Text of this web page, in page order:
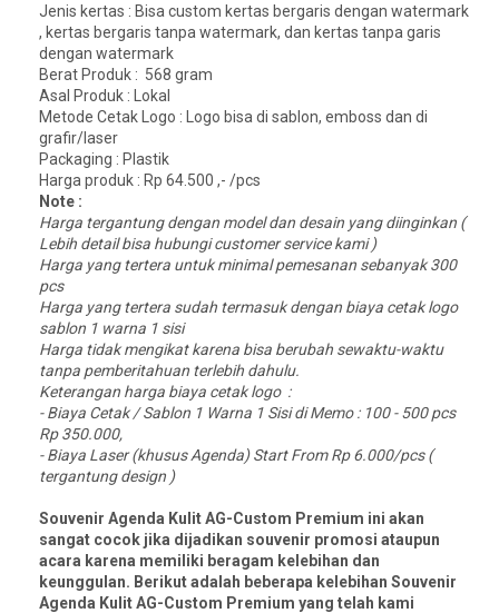
Jenis kertas : Bisa custom kertas bergaris dengan watermark
, kertas bergaris tanpa watermark, dan kertas tanpa garis
dengan watermark
Berat Produk : 568 gram
Asal Produk : Lokal
Metode Cetak Logo : Logo bisa di sablon, emboss dan di
grafir/laser
Packaging : Plastik
Harga produk : Rp 64.500 ,- /pcs
Note :
Harga tergantung dengan model dan desain yang diinginkan (
Lebih detail bisa hubungi customer service kami )
Harga yang tertera untuk minimal pemesanan sebanyak 300
pcs
Harga yang tertera sudah termasuk dengan biaya cetak logo
sablon 1 warna 1 sisi
Harga tidak mengikat karena bisa berubah sewaktu-waktu
tanpa pemberitahuan terlebih dahulu.
Keterangan harga biaya cetak logo :
- Biaya Cetak / Sablon 1 Warna 1 Sisi di Memo : 100 - 500 pcs
Rp 350.000,
- Biaya Laser (khusus Agenda) Start From Rp 6.000/pcs (
tergantung design )
Souvenir Agenda Kulit AG-Custom Premium ini akan
sangat cocok jika dijadikan souvenir promosi ataupun
acara karena memiliki beragam kelebihan dan
keunggulan. Berikut adalah beberapa kelebihan Souvenir
Agenda Kulit AG-Custom Premium yang telah kami